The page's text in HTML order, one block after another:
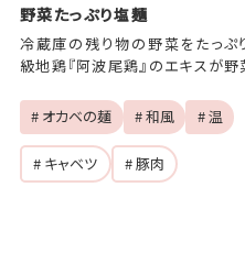
野菜たっぷり塩麺
冷蔵庫の残り物の野菜をたっ
級地鶏『阿波尾鶏』のエキスが野
# オカベの麺 # 和風 # 温
# キャベツ
# 豚肉